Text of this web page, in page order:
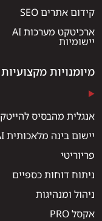
קידום אתרים SEO
ארכיטקט מערכות AI
יישומיות
מיומנויות מקצועיות
אנגלית מהבסיס להייטק
יישום בינה מלאכותית AI
פריוריטי
ניתוח דוחות כספיים
ניהול ומנהיגות
אקסל PRO